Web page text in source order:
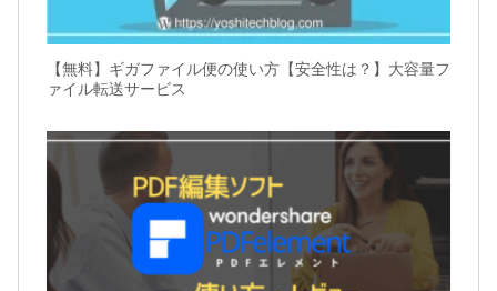
【無料】ギガファイル便の使い方【安全性は？】大容量フ
ァイル転送サービス